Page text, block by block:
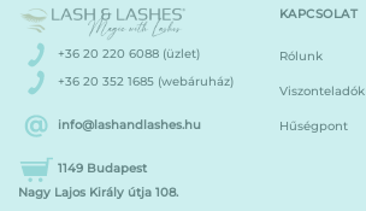
+36 20 220 6088 (üzlet)
+36 20 352 1685 (webáruház)
info@lashandlashes.hu
1149 Budapest
Nagy Lajos Király útja 108.
KAPCSOLAT
Rólunk
Viszonteladók
Hűségpont